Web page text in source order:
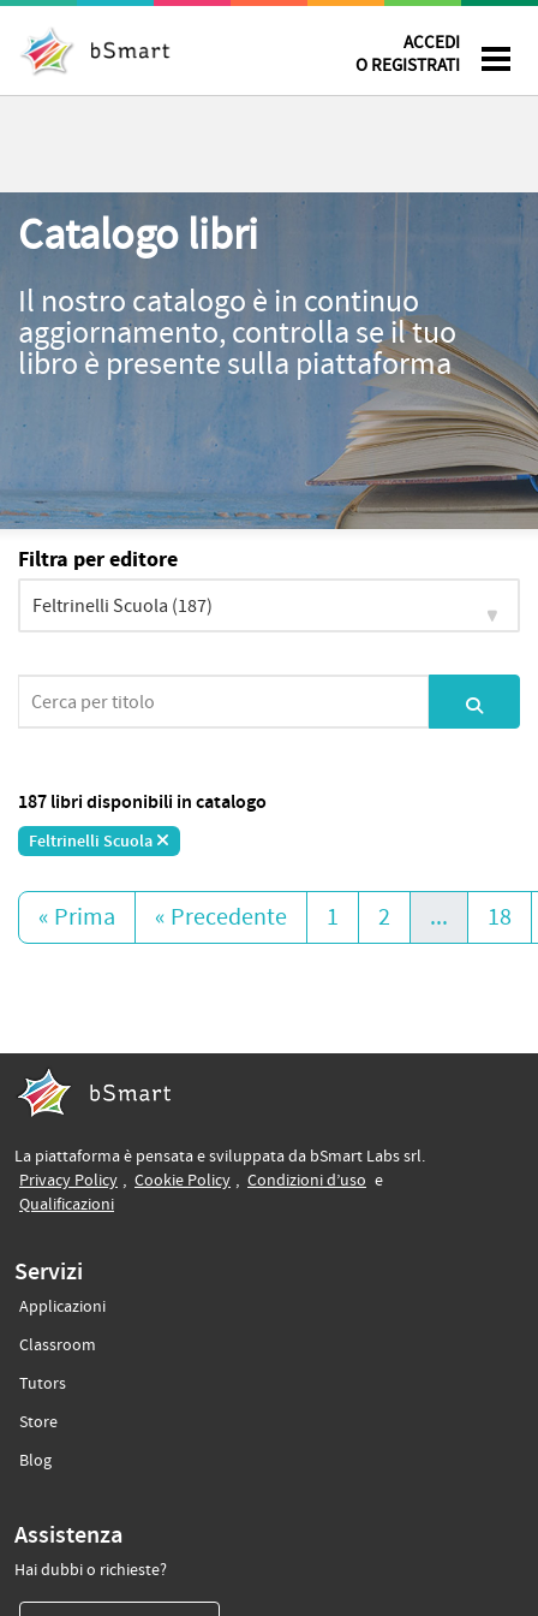
ACCEDI
O REGISTRATI
Catalogo libri
Il nostro catalogo è in continuo
aggiornamento, controlla se il tuo
libro è presente sulla piattaforma
Filtra per editore
187 libri disponibili in catalogo
Feltrinelli Scuola
« Prima « Precedente 1 2 ... 18
La piattaforma è pensata e sviluppata da bSmart Labs srl.
Privacy Policy(si apre in un’altra scheda)
, Cookie Policy(si apre in un’altra scheda)
, Condizioni d’uso (si apre in un’altra
e
Qualificazioni(si apre in un’altra scheda)
Servizi
Applicazioni
Classroom
Tutors(si apre in un’altra scheda)
Store(si apre in un’altra scheda)
Blog(si apre in un’altra scheda)
Assistenza
Hai dubbi o richieste?